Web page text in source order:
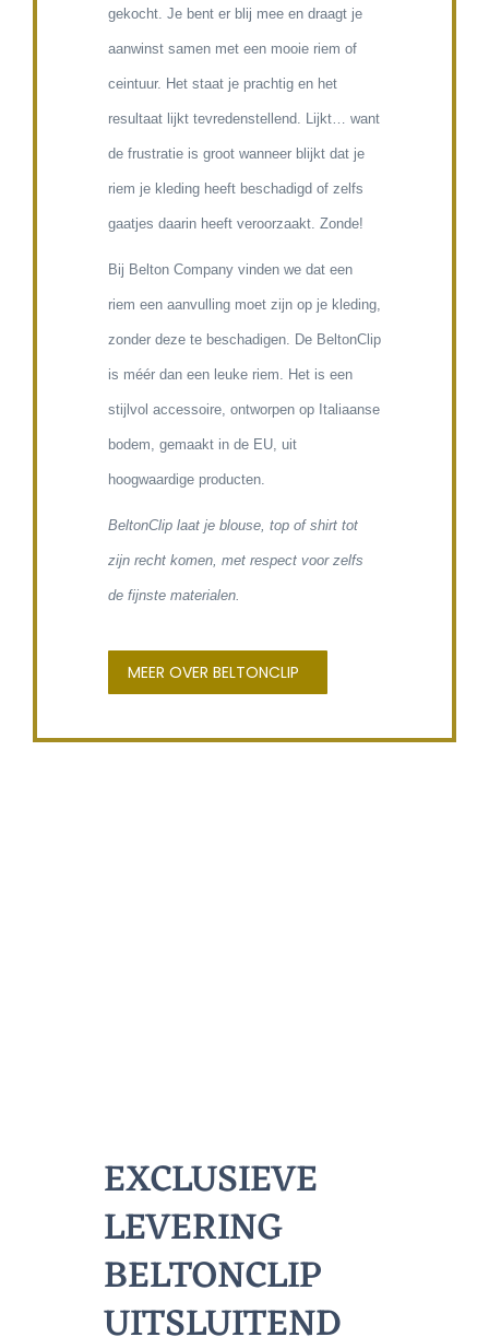
gekocht. Je bent er blij mee en draagt je
aanwinst samen met een mooie riem of
ceintuur. Het staat je prachtig en het
resultaat lijkt tevredenstellend. Lijkt… want
de frustratie is groot wanneer blijkt dat je
riem je kleding heeft beschadigd of zelfs
gaatjes daarin heeft veroorzaakt. Zonde!
Bij Belton Company vinden we dat een
riem een aanvulling moet zijn op je kleding,
zonder deze te beschadigen. De BeltonClip
is méér dan een leuke riem. Het is een
stijlvol accessoire, ontworpen op Italiaanse
bodem, gemaakt in de EU, uit
hoogwaardige producten.
BeltonClip laat je blouse, top of shirt tot
zijn recht komen, met respect voor zelfs
de fijnste materialen.
MEER OVER BELTONCLIP
EXCLUSIEVE
LEVERING
BELTONCLIP